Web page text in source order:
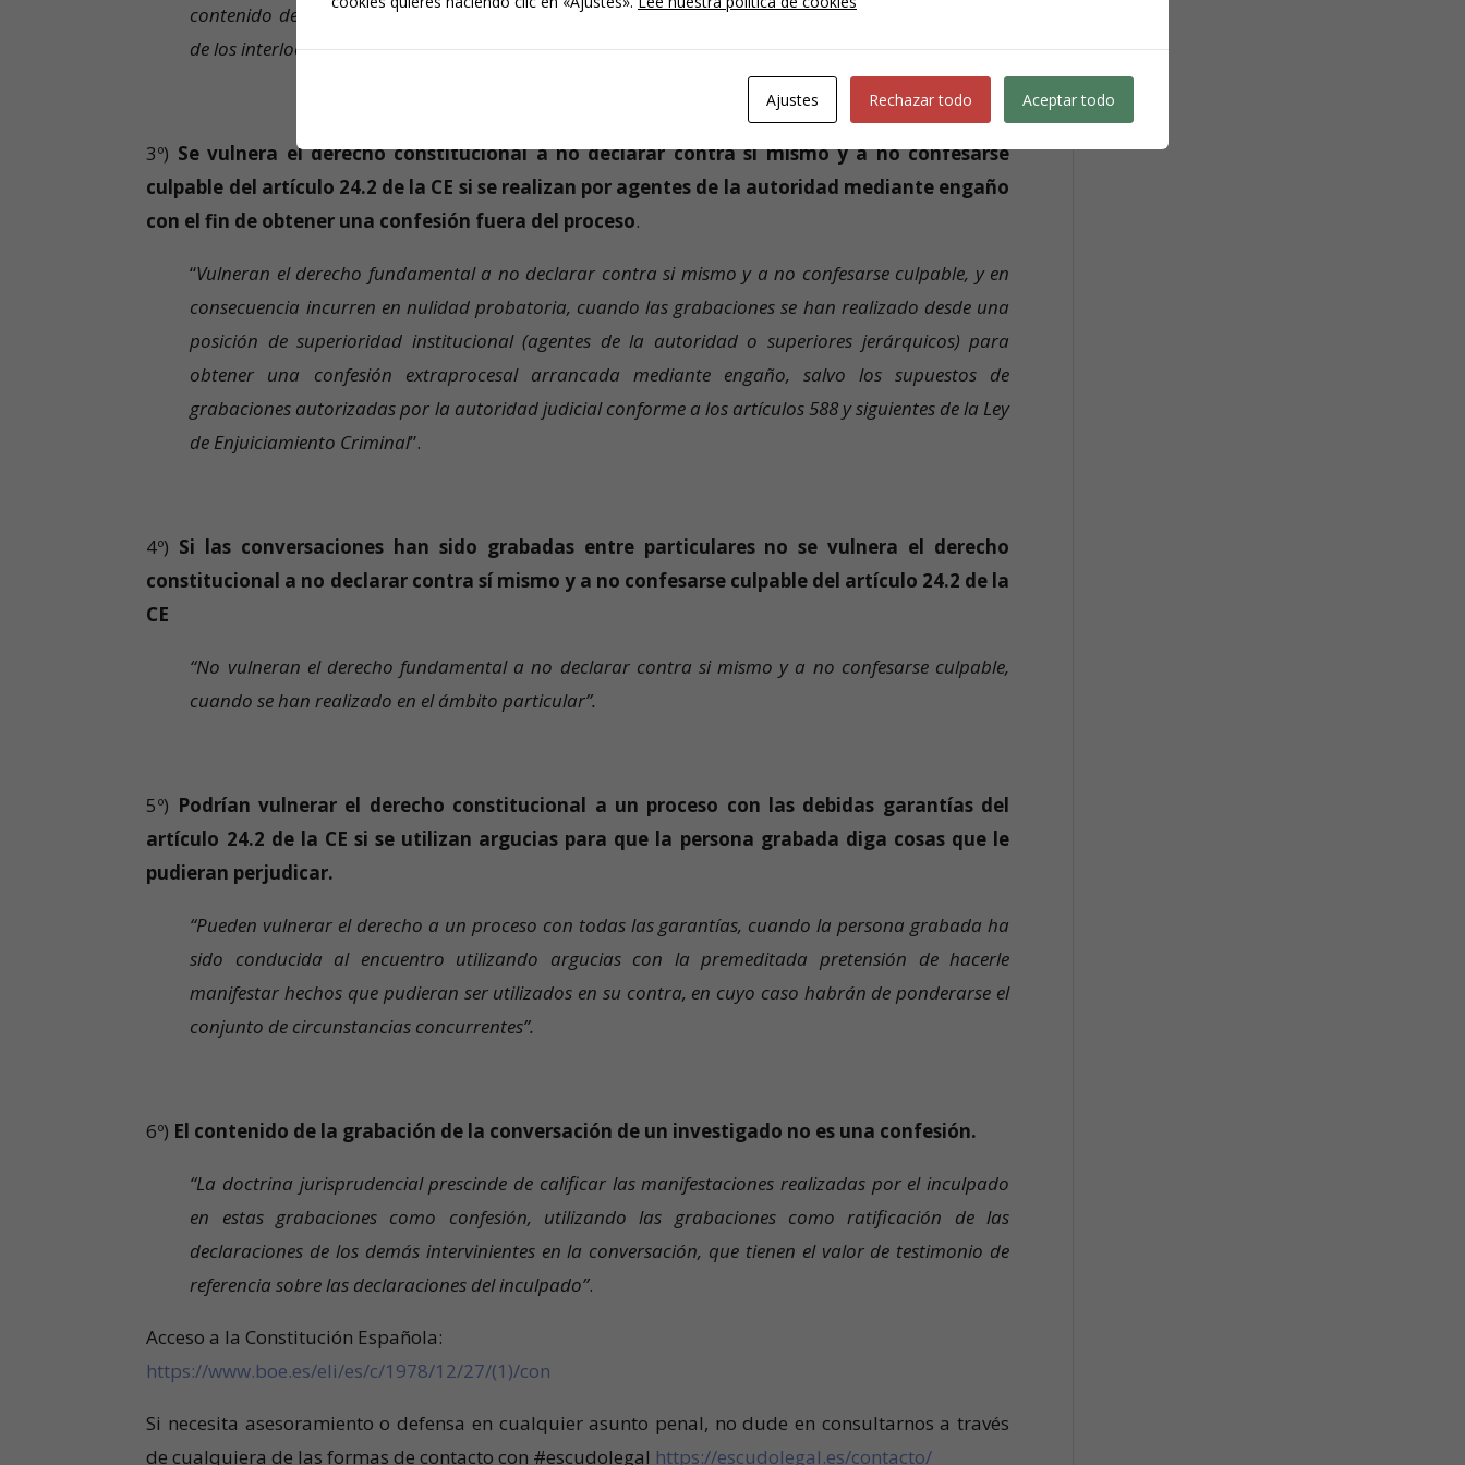
contenido de la conversación afectase al núcleo íntimo de la intimidad personal o familiar de uno
de los interlocutores”.
3º) Se vulnera el derecho constitucional a no declarar contra sí mismo y a no confesarse
culpable del artículo 24.2 de la CE si se realizan por agentes de la autoridad mediante engaño
con el fin de obtener una confesión fuera del proceso.
“Vulneran el derecho fundamental a no declarar contra si mismo y a no confesarse culpable, y en
consecuencia incurren en nulidad probatoria, cuando las grabaciones se han realizado desde una
posición de superioridad institucional (agentes de la autoridad o superiores jerárquicos) para
obtener una confesión extraprocesal arrancada mediante engaño, salvo los supuestos de
grabaciones autorizadas por la autoridad judicial conforme a los artículos 588 y siguientes de la Ley
de Enjuiciamiento Criminal”.
4º) Si las conversaciones han sido grabadas entre particulares no se vulnera el derecho
constitucional a no declarar contra sí mismo y a no confesarse culpable del artículo 24.2 de la
CE
“No vulneran el derecho fundamental a no declarar contra si mismo y a no confesarse culpable,
cuando se han realizado en el ámbito particular”.
5º) Podrían vulnerar el derecho constitucional a un proceso con las debidas garantías del
artículo 24.2 de la CE si se utilizan argucias para que la persona grabada diga cosas que le
pudieran perjudicar.
“Pueden vulnerar el derecho a un proceso con todas las garantías, cuando la persona grabada ha
sido conducida al encuentro utilizando argucias con la premeditada pretensión de hacerle
manifestar hechos que pudieran ser utilizados en su contra, en cuyo caso habrán de ponderarse el
conjunto de circunstancias concurrentes”.
6º) El contenido de la grabación de la conversación de un investigado no es una confesión.
“La doctrina jurisprudencial prescinde de calificar las manifestaciones realizadas por el inculpado
en estas grabaciones como confesión, utilizando las grabaciones como ratificación de las
declaraciones de los demás intervinientes en la conversación, que tienen el valor de testimonio de
referencia sobre las declaraciones del inculpado”.
Acceso a la Constitución Española:
https://www.boe.es/eli/es/c/1978/12/27/(1)/con
Si necesita asesoramiento o defensa en cualquier asunto penal, no dude en consultarnos a través
de cualquiera de las formas de contacto con #escudolegal https://escudolegal.es/contacto/
Ajustes Rechazar todo Aceptar todo